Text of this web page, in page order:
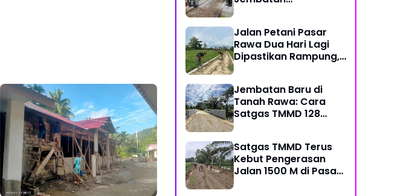
Jalan Petani Pasar
Rawa Dua Hari Lagi
Dipastikan Rampung,
Jembatan Baru di
Tanah Rawa: Cara
Satgas TMMD 128
Satgas TMMD Terus
Kebut Pengerasan
Jalan 1500 M di Pasar